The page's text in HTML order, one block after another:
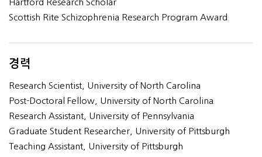
Hartford Research Scholar
Scottish Rite Schizophrenia Research Program Award
경력
Research Scientist, University of North Carolina
Post-Doctoral Fellow, University of North Carolina
Research Assistant, University of Pennsylvania
Graduate Student Researcher, University of Pittsburgh
Teaching Assistant, University of Pittsburgh